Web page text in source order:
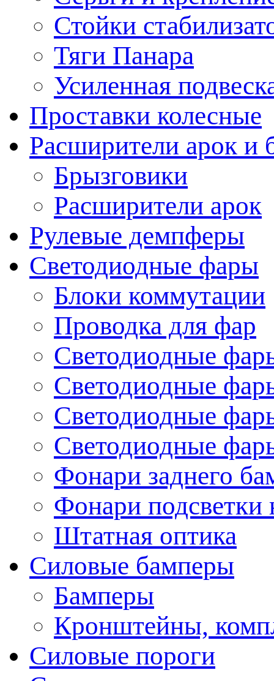
Стойки
Тяги Панара
Усиленная
Проставки колесные
Расширители арок и
Брызговики
Расширители арок
Рулевые демпферы
Светодиодные фары
Блоки коммутации
Проводка для фар
Светодиодные
Светодиодные
Светодиодные
Светодиодные
Фонари заднего
Фонари подсветки
Штатная оптика
Силовые бамперы
Бамперы
Кронштейны,
Силовые пороги